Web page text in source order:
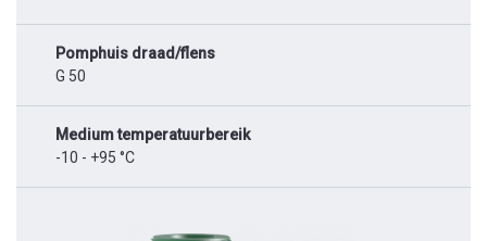
Pomphuis draad/flens
G 50
Medium temperatuurbereik
-10 - +95 °C